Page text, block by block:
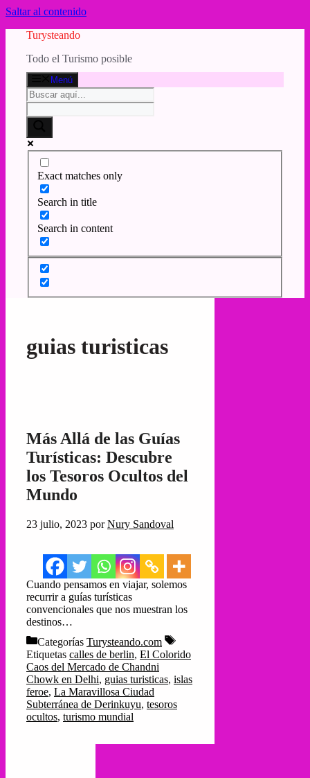
Saltar al contenido
Turysteando
Todo el Turismo posible
Menú
Exact matches only
Search in title
Search in content
guias turisticas
Más Allá de las Guías
Turísticas: Descubre
los Tesoros Ocultos del
Mundo
23 julio, 2023 porNury Sandoval
Cuando pensamos en viajar, solemos
recurrir a guías turísticas
convencionales que nos muestran los
destinos…
Categorías Turysteando.com
Etiquetas calles de berlin, El Colorido
Caos del Mercado de Chandni
Chowk en Delhi, guias turisticas, islas
feroe, La Maravillosa Ciudad
Subterránea de Derinkuyu, tesoros
ocultos, turismo mundial